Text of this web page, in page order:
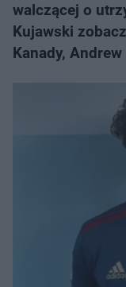
walczącej o
Kujawski
Kanady,